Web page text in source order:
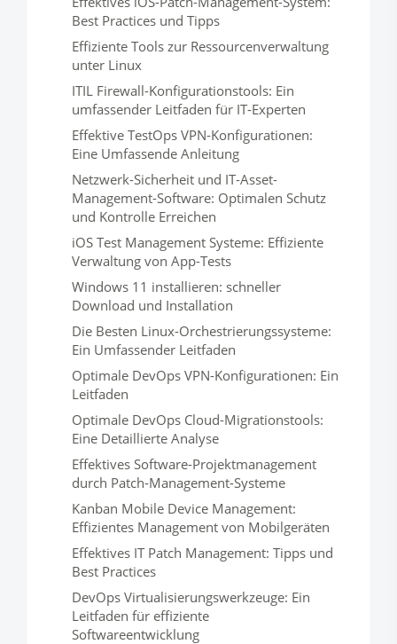
Best Practices und Tipps
Effiziente Tools zur Ressourcenverwaltung
unter Linux
ITIL Firewall-Konfigurationstools: Ein
umfassender Leitfaden für IT-Experten
Effektive TestOps VPN-Konfigurationen:
Eine Umfassende Anleitung
Netzwerk-Sicherheit und IT-Asset-
Management-Software: Optimalen Schutz
und Kontrolle Erreichen
iOS Test Management Systeme: Effiziente
Verwaltung von App-Tests
Windows 11 installieren: schneller
Download und Installation
Die Besten Linux-Orchestrierungssysteme:
Ein Umfassender Leitfaden
Optimale DevOps VPN-Konfigurationen: Ein
Leitfaden
Optimale DevOps Cloud-Migrationstools:
Eine Detaillierte Analyse
Effektives Software-Projektmanagement
durch Patch-Management-Systeme
Kanban Mobile Device Management:
Effizientes Management von Mobilgeräten
Effektives IT Patch Management: Tipps und
Best Practices
DevOps Virtualisierungswerkzeuge: Ein
Leitfaden für effiziente
Softwareentwicklung